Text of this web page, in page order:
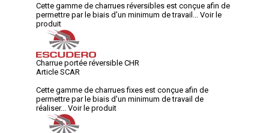
Cette gamme de charrues réversibles est conçue afin de
permettre par le biais d'un minimum de travail...
Voir le
produit
Charrue portée réversible CHR
Article SCAR
Cette gamme de charrues fixes est conçue afin de
permettre par le biais d'un minimum de travail de
réaliser...
Voir le produit